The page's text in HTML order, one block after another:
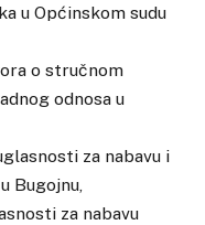
u Općinskom sudu
o stručnom
odnosa u
za nabavu i
Bugojnu,
za nabavu